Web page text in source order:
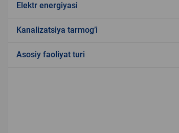
Elektr energiyasi
Kanalizatsiya tarmogʼi
Аsosiy faoliyat turi